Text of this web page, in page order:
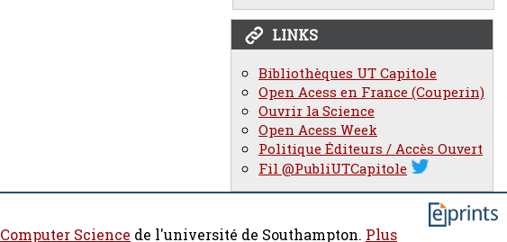
LINKS
Bibliothèques UT Capitole
Open Acess en France (Couperin)
Ouvrir la Science
Open Acess Week
Politique Éditeurs / Accès Ouvert
Fil @PubliUTCapitole
Science de l'université de Southampton. Plus